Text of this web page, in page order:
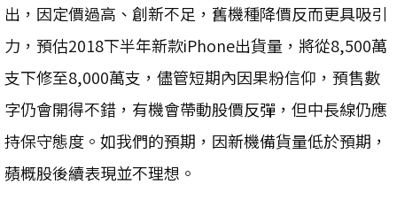
出，因定價過高、創新不足，舊機種降價反而更具吸引
力，預估2018下半年新款iPhone出貨量，將從8,500萬
支下修至8,000萬支，儘管短期內因果粉信仰，預售數
字仍會開得不錯，有機會帶動股價反彈，但中長線仍應
持保守態度。如我們的預期，因新機備貨量低於預期，
蘋概股後續表現並不理想。